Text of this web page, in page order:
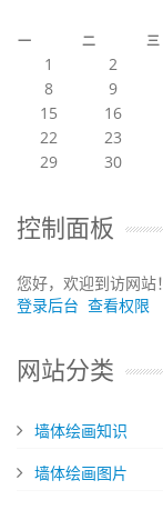
一 二 三
1 2
8
9
15
16
22
23
29
30
控制面板
您好，欢迎到访网站！
登录后台 查看权限
网站分类
墙体绘画知识
墙体绘画图片